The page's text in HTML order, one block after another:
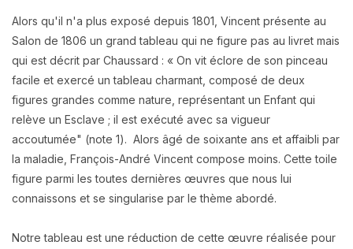
Alors qu'il n'a plus exposé depuis 1801, Vincent présente au
Salon de 1806 un grand tableau qui ne figure pas au livret mais
qui est décrit par Chaussard : « On vit éclore de son pinceau
facile et exercé un tableau charmant, composé de deux
figures grandes comme nature, représentant un Enfant qui
relève un Esclave ; il est exécuté avec sa vigueur
accoutumée" (note 1). Alors âgé de soixante ans et affaibli par
la maladie, François-André Vincent compose moins. Cette toile
figure parmi les toutes dernières œuvres que nous lui
connaissons et se singularise par le thème abordé.
Notre tableau est une réduction de cette œuvre réalisée pour